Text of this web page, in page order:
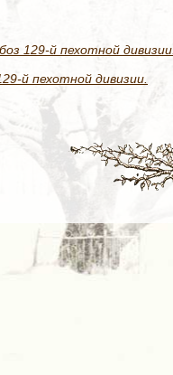
129-й пехотной дивизии.
й пехотной дивизии.